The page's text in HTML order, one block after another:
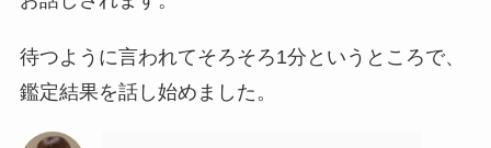
待つように言われてそろそろ1分というところで、
鑑定結果を話し始めました。